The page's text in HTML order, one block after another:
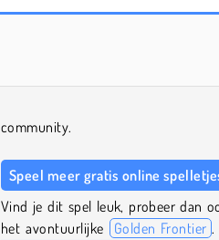
community.
Speel meer gratis online
Vind je dit spel leuk, probeer dan
het avontuurlijke
Golden Frontier .